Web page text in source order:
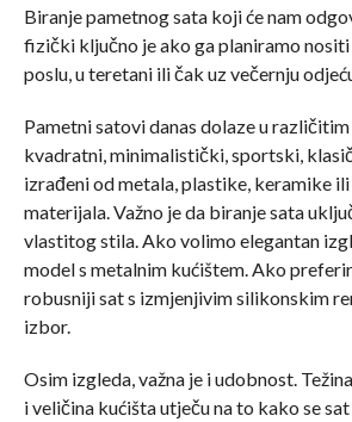
Biranje pametnog sata koji će nam
fizički ključno je ako ga planiramo nositi
poslu, u teretani ili čak uz večernju
Pametni satovi danas dolaze u
kvadratni, minimalistički, sportski,
izrađeni od metala, plastike, keramike
materijala. Važno je da biranje sata
vlastitog stila. Ako volimo elegantan
model s metalnim kućištem. Ako
robusniji sat s izmjenjivim silikonskim
izbor.
Osim izgleda, važna je i udobnost.
i veličina kućišta utječu na to kako se